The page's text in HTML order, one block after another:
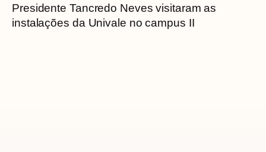
Presidente Tancredo Neves visitaram as
instalações da Univale no campus II